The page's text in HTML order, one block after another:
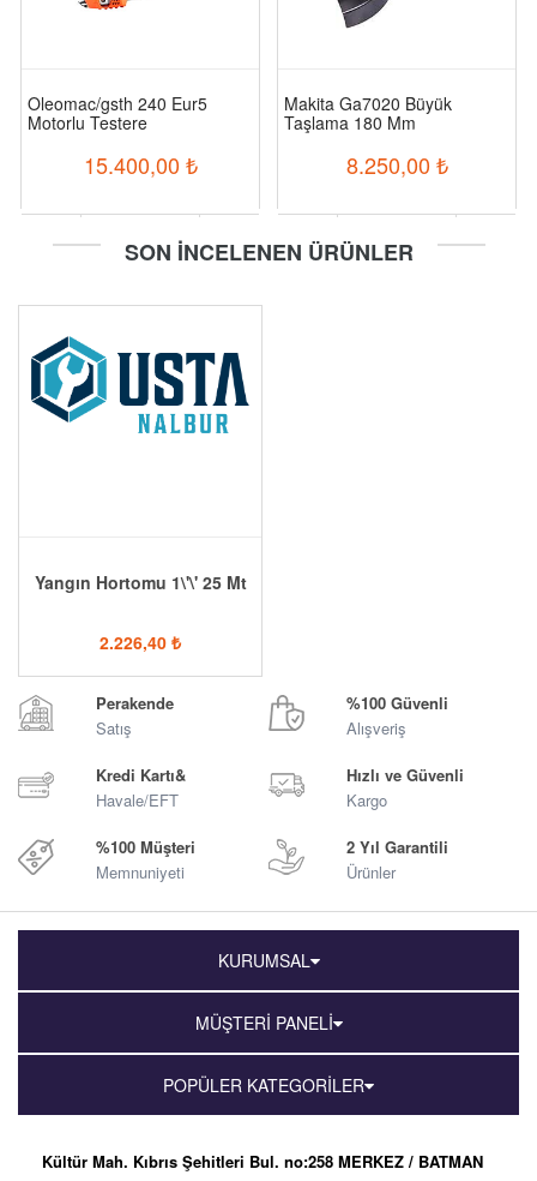
Oleomac/gsth 240 Eur5
Motorlu Testere
15.400,00 ₺
Makita Ga7020 Büyük
Taşlama 180 Mm
8.250,00 ₺
SON İNCELENEN ÜRÜNLER
Yangın Hortomu 1\'\' 25 Mt
2.226,40 ₺
Perakende
Satış
%100 Güvenli
Alışveriş
Kredi Kartı&
Havale/EFT
Hızlı ve Güvenli
Kargo
%100 Müşteri
Memnuniyeti
2 Yıl Garantili
Ürünler
KURUMSAL
MÜŞTERİ PANELİ
POPÜLER KATEGORİLER
Kültür Mah. Kıbrıs Şehitleri Bul. no:258 MERKEZ / BATMAN